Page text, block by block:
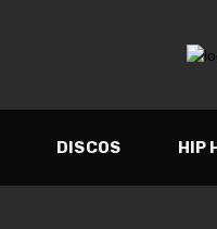
DISCOS HIP